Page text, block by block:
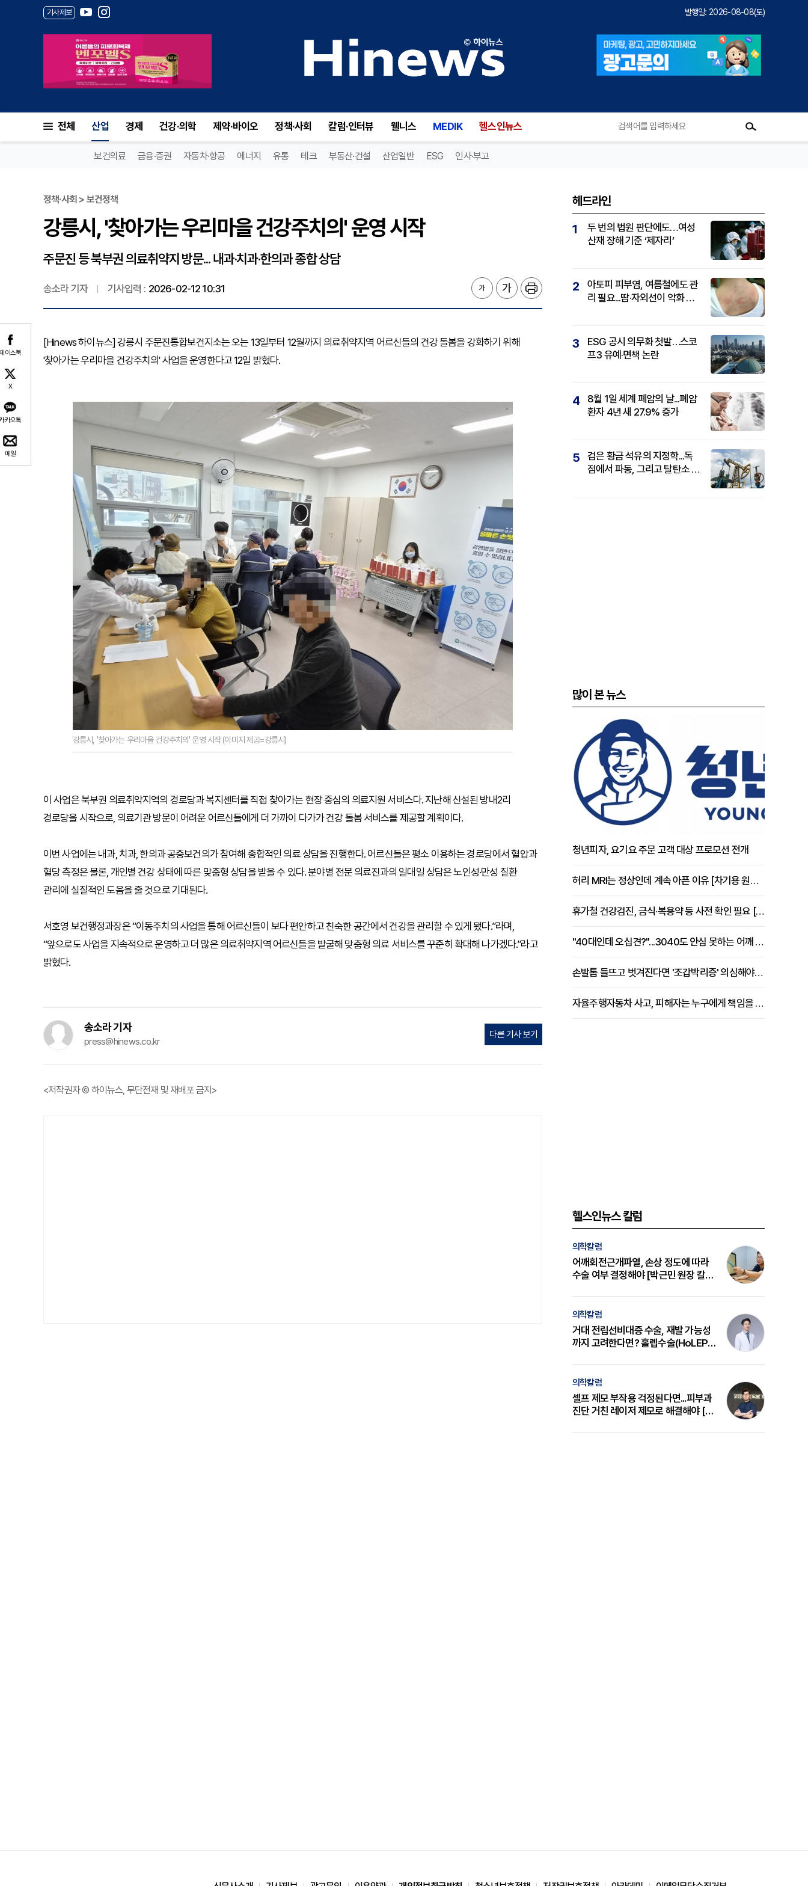
기사제보 발행일: 2026-08-08(토)
전체 산업 경제 건강·의학 제약·바이오 정책·사회 칼럼·인터뷰 웰니스 MEDIK 헬스인뉴스
보건의료 금융·증권 자동차·항공 에너지 유통 테크 부동산·건설 산업일반 ESG 인사·부고
이스북
X
카오톡
메일
정책·사회 > 보건정책
강릉시, '찾아가는 우리마을 건강주치의' 운영 시작
주문진 등 북부권 의료취약지 방문... 내과·치과·한의과 종합 상담
송소라 기자 기사입력 : 2026-02-12 10:31
[Hinews 하이뉴스] 강릉시 주문진통합보건지소는 오는 13일부터 12월까지 의료취약지역 어르신들의 건강 돌봄을 강화하기 위해
'찾아가는 우리마을 건강주치의' 사업을 운영한다고 12일 밝혔다.
강릉시, '찾아가는 우리마을 건강주치의' 운영 시작 (이미지 제공=강릉시)
이 사업은 북부권 의료취약지역의 경로당과 복지센터를 직접 찾아가는 현장 중심의 의료지원 서비스다. 지난해 신설된 방내2리
경로당을 시작으로, 의료기관 방문이 어려운 어르신들에게 더 가까이 다가가 건강 돌봄 서비스를 제공할 계획이다.
이번 사업에는 내과, 치과, 한의과 공중보건의가 참여해 종합적인 의료 상담을 진행한다. 어르신들은 평소 이용하는 경로당에서 혈압과
혈당 측정은 물론, 개인별 건강 상태에 따른 맞춤형 상담을 받을 수 있다. 분야별 전문 의료진과의 일대일 상담은 노인성·만성 질환
관리에 실질적인 도움을 줄 것으로 기대된다.
서호영 보건행정과장은 “이동주치의 사업을 통해 어르신들이 보다 편안하고 친숙한 공간에서 건강을 관리할 수 있게 됐다.”라며,
“앞으로도 사업을 지속적으로 운영하고 더 많은 의료취약지역 어르신들을 발굴해 맞춤형 의료 서비스를 꾸준히 확대해 나가겠다.”라고
밝혔다.
송소라 기자
press@hinews.co.kr
다른 기사 보기
<저작권자 © 하이뉴스, 무단전재 및 재배포 금지>
헤드라인
1
두 번의 법원 판단에도…여성
산재 장해 기준 ‘제자리’
2
아토피 피부염, 여름철에도 관
리 필요...땀·자외선이 악화 요
3
ESG 공시 의무화 첫발…스코
프3 유예·면책 논란
4
8월 1일 세계 폐암의 날...폐암
환자 4년 새 27.9% 증가
5
검은 황금 석유의 지정학...독
점에서 파동, 그리고 탈탄소 패
많이 본 뉴스
청년피자, 요기요 주문 고객 대상 프로모션 전개
허리 MRI는 정상인데 계속 아픈 이유 [차기용 원장 칼럼]
휴가철 건강검진, 금식·복용약 등 사전 확인 필요 [정도감 원장 칼럼]
"40대인데 오십견?"...3040도 안심 못하는 어깨 유착성 관절낭염
손발톱 들뜨고 벗겨진다면 '조갑박리증' 의심해야 [김철윤 원장 칼럼]
자율주행자동차 사고, 피해자는 누구에게 책임을 물을 수 있을까
헬스인뉴스 칼럼
의학칼럼
어깨회전근개파열, 손상 정도에 따라
수술 여부 결정해야 [박근민 원장 칼
의학칼럼
거대 전립선비대증 수술, 재발 가능성
까지 고려한다면? 홀렙수술(HoLEP)
의학칼럼
셀프 제모 부작용 걱정된다면...피부과
진단 거친 레이저 제모로 해결해야 [변